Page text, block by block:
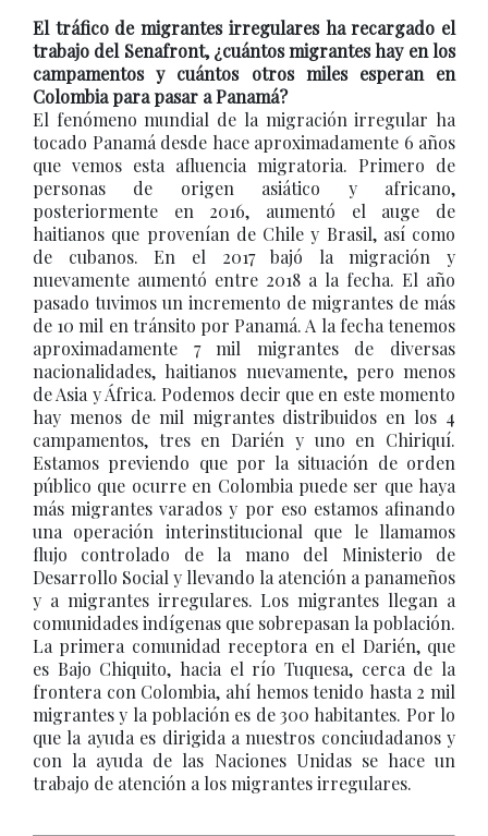
El tráfico de migrantes irregulares ha recargado el
trabajo del Senafront, ¿cuántos migrantes hay en los
campamentos y cuántos otros miles esperan en
Colombia para pasar a Panamá?
El fenómeno mundial de la migración irregular ha
tocado Panamá desde hace aproximadamente 6 años
que vemos esta afluencia migratoria. Primero de
personas de origen asiático y africano,
posteriormente en 2016, aumentó el auge de
haitianos que provenían de Chile y Brasil, así como
de cubanos. En el 2017 bajó la migración y
nuevamente aumentó entre 2018 a la fecha. El año
pasado tuvimos un incremento de migrantes de más
de 10 mil en tránsito por Panamá. A la fecha tenemos
aproximadamente 7 mil migrantes de diversas
nacionalidades, haitianos nuevamente, pero menos
de Asia y África. Podemos decir que en este momento
hay menos de mil migrantes distribuidos en los 4
campamentos, tres en Darién y uno en Chiriquí.
Estamos previendo que por la situación de orden
público que ocurre en Colombia puede ser que haya
más migrantes varados y por eso estamos afinando
una operación interinstitucional que le llamamos
flujo controlado de la mano del Ministerio de
Desarrollo Social y llevando la atención a panameños
y a migrantes irregulares. Los migrantes llegan a
comunidades indígenas que sobrepasan la población.
La primera comunidad receptora en el Darién, que
es Bajo Chiquito, hacia el río Tuquesa, cerca de la
frontera con Colombia, ahí hemos tenido hasta 2 mil
migrantes y la población es de 300 habitantes. Por lo
que la ayuda es dirigida a nuestros conciudadanos y
con la ayuda de las Naciones Unidas se hace un
trabajo de atención a los migrantes irregulares.